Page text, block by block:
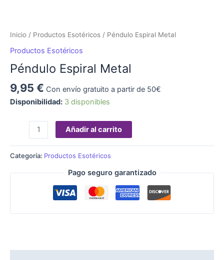
Inicio / Productos Esotéricos / Péndulo Espiral Metal
Productos Esotéricos
Péndulo Espiral Metal
9,95 € Con envío gratuito a partir de 50€
Disponibilidad: 3 disponibles
Añadir al carrito
Categoría: Productos Esotéricos
Pago seguro garantizado